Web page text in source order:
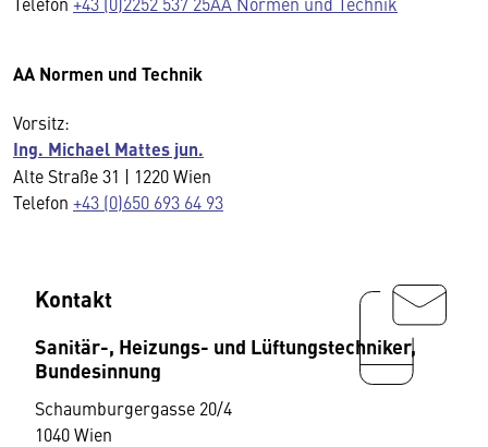
AA Normen und Technik
Vorsitz:
Ing. Michael Mattes jun.
Alte Straße 31 | 1220 Wien
Telefon +43 (0)650 693 64 93
Kontakt
Sanitär-, Heizungs- und Lüftungstechniker,
Bundesinnung
Schaumburgergasse 20/4
1040 Wien